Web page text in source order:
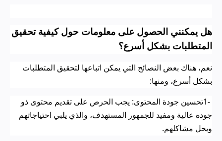
هل يمكنني الحصول على معلومات حول كيفية تحقيق
المتطلبات بشكل أسرع؟
نعم، هناك بعض النصائح التي يمكن اتباعها لتحقيق المتطلبات
بشكل أسرع، ومنها:
1-تحسين جودة المحتوى: يجب الحرص على تقديم محتوى ذو
جودة عالية ومفيد للجمهور المستهدف، والذي يلبي احتياجاتهم
ويحل مشاكلهم.